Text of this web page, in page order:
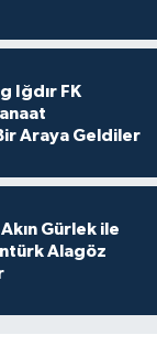
Iğdır FK
Araya Geldiler
Gürlek ile
Alagöz